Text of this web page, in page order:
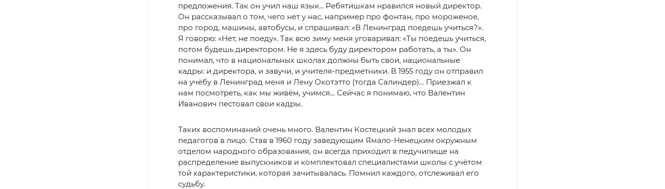
предложения. Так он учил наш язык... Ребятишкам нравился новый директор.
Он рассказывал о том, чего нет у нас, например про фонтан, про мороженое,
про город, машины, автобусы, и спрашивал: «В Ленинград поедешь учиться?».
Я говорю: «Нет, не поеду». Так всю зиму меня уговаривал: «Ты поедешь учиться,
потом будешь директором. Не я здесь буду директором работать, а ты». Он
понимал, что в национальных школах должны быть свои, национальные
кадры: и директора, и завучи, и учителя-предметники. В 1955 году он отправил
на учёбу в Ленинград меня и Лену Окотэтто (тогда Салиндер)… Приезжал к
нам посмотреть, как мы живём, учимся… Сейчас я понимаю, что Валентин
Иванович пестовал свои кадры.
Таких воспоминаний очень много. Валентин Костецкий знал всех молодых
педагогов в лицо. Став в 1960 году заведующим Ямало-Ненецким окружным
отделом народного образования, он всегда приходил в педучилище на
распределение выпускников и комплектовал специалистами школы с учётом
той характеристики, которая зачитывалась. Помнил каждого, отслеживал его
судьбу.